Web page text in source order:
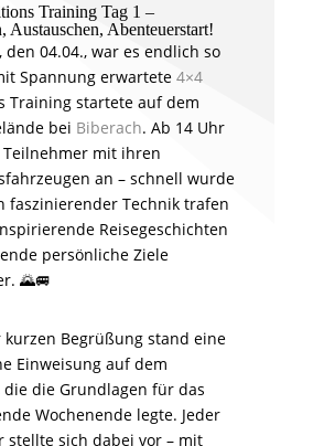
Training Tag 1 –
Austauschen, Abenteuerstart!
den 04.04., war es endlich so
Spannung erwartete 4×4
Training startete auf dem
bei Biberach. Ab 14 Uhr
mit ihren
an – schnell wurde
faszinierender Technik trafen
Reisegeschichten
persönliche Ziele
🌄🚐
kurzen Begrüßung stand eine
Einweisung auf dem
die die Grundlagen für das
Wochenende legte. Jeder
stellte sich dabei vor – mit